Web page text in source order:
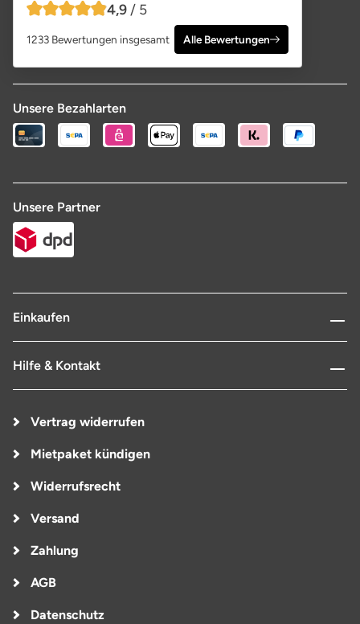
4,9 von 5 Sternen
4,9 / 5
1233 Bewertungen insgesamt Alle Bewertungen
Unsere Bezahlarten
Unsere Partner
Einkaufen
Hilfe & Kontakt
Vertrag widerrufen
Mietpaket kündigen
Widerrufsrecht
Versand
Zahlung
AGB
Datenschutz